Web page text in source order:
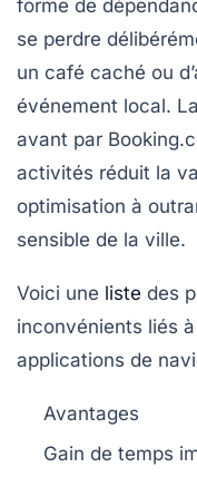
forme de
se perdre
un café caché ou
événement local.
avant par
activités réduit la
optimisation à
sensible de la ville.
Voici une liste des
inconvénients liés
applications de
Avantages
Gain de temps